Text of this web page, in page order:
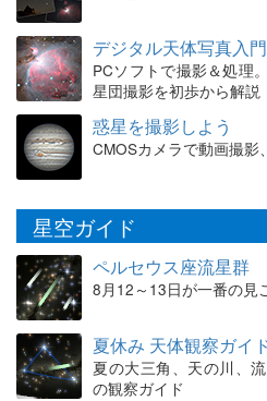
デジタル天体写真入門
PCソフトで撮影＆処理
星団撮影を初歩から解説
惑星を撮影しよう
CMOSカメラで動画撮影
星空ガイド
ペルセウス座流星群
8月12～13日が一番の見
夏休み 天体観察ガイ
夏の大三角、天の川、
の観察ガイド